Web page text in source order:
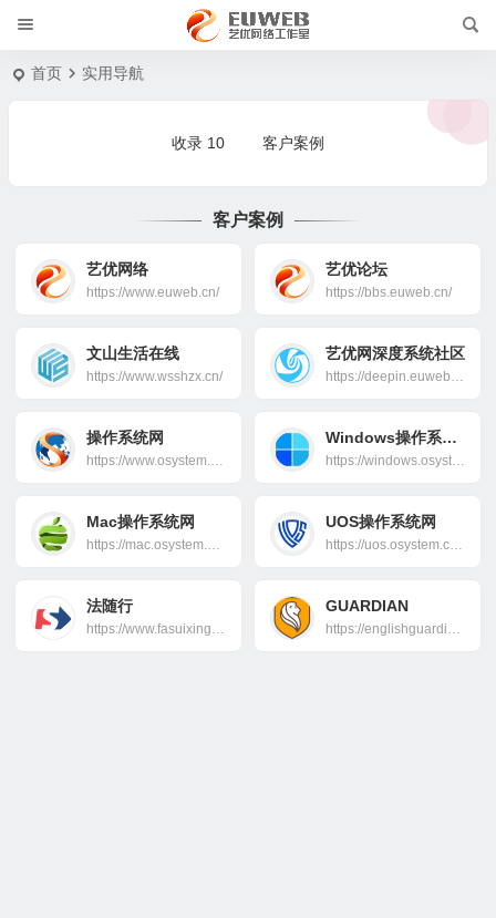
首页 实用导航
收录10 客户案例
客户案例
艺优网络
https://www.euweb.cn/
艺优论坛
https://bbs.euweb.cn/
文山生活在线
https://www.wsshzx.cn/
艺优网深度系统社区
https://deepin.euweb.cn/
操作系统网
https://www.osystem.club/
Windows操作系统网
https://windows.osystem.club/
Mac操作系统网
https://mac.osystem.club/
UOS操作系统网
https://uos.osystem.club/
法随行
https://www.fasuixing.com/
GUARDIAN
https://englishguardian.com/zh/